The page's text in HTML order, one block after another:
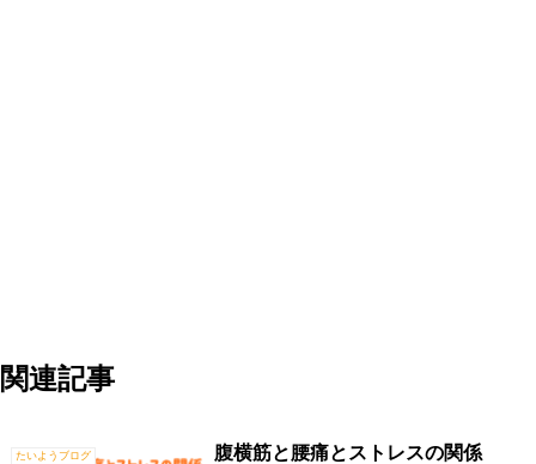
関連記事
たいようブログ 腹横筋と腰痛とストレスの関係